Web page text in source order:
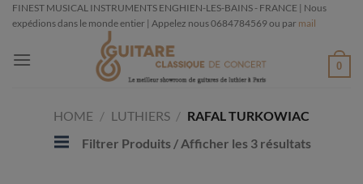
Passer
au
FINEST MUSICAL INSTRUMENTS ENGHIEN-LES-BAINS - FRANCE | Nous
expédions dans le monde entier | Appelez nous 0684784569 ou par mail
0
HOME / LUTHIERS / RAFAL TURKOWIAC
Filtrer Produits / Afficher les 3 résultats